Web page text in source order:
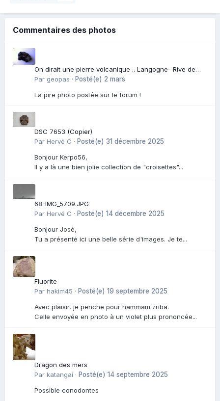
Commentaires des photos
On dirait une pierre volcanique .. Langogne- Rive de
l\'Alli
Par geopas · Posté(e) 2 mars
La pire photo postée sur le forum !
DSC 7653 (Copier)
Par Hervé C · Posté(e) 31 décembre 2025
Bonjour Kerpo56,
Il y a là une bien jolie collection de "croisettes"...
68-IMG_5709.JPG
Par Hervé C · Posté(e) 14 décembre 2025
Bonjour José,
Tu a présenté ici une belle série d'images. Je te...
Fluorite
Par hakim45 · Posté(e) 19 septembre 2025
Avec plaisir, je penche pour hammam zriba.
Celle envoyée en photo à un violet plus prononcée...
Dragon des mers
Par katangai · Posté(e) 14 septembre 2025
Possible conodontes